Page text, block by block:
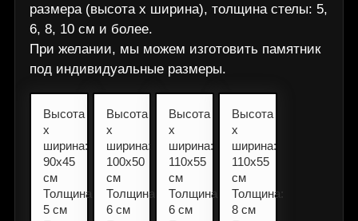
размера (высота х ширина), толщина стелы: 5,
6, 8, 10 см и более.
При желании, мы можем изготовить памятник
под индивидуальные размеры.
Высота
х
ширина:
90х45
см
Толщина:
5 см
Высота
х
ширина:
100х50
см
Толщина:
6 см
Высота
х
ширина:
110х55
см
Толщина:
6 см
Высота
х
ширина:
110х55
см
Толщина:
8 см